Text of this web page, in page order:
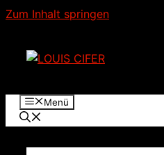
Zum Inhalt springen
Menü